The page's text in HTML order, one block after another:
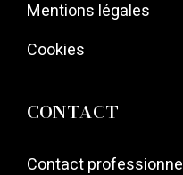
Mentions légales
Cookies
CONTACT
Contact professionnel